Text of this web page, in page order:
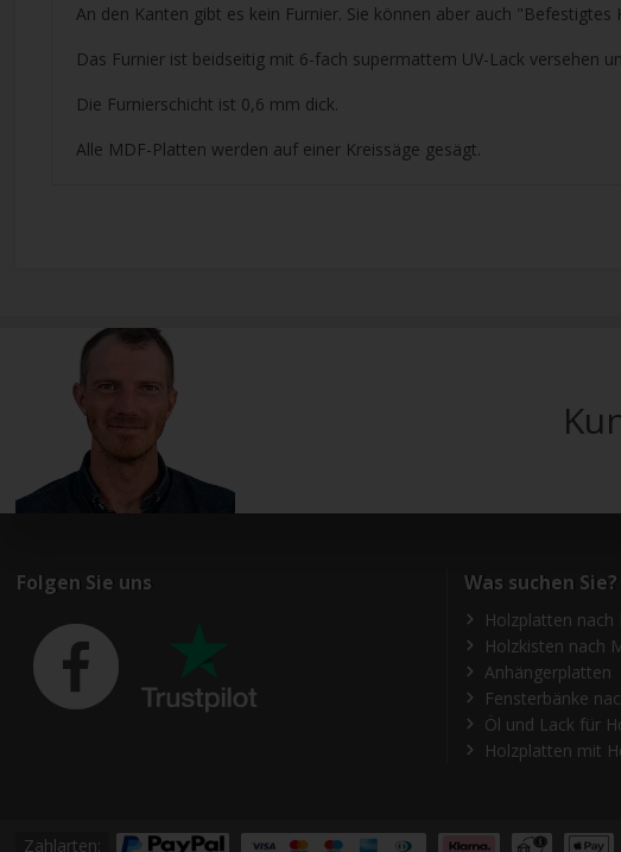
An den Kanten gibt es kein Furnier. Sie können aber auch
Das Furnier ist beidseitig mit 6-fach supermattem UV-Lack versehen
Die Furnierschicht ist 0,6 mm dick.
Alle MDF-Platten werden auf einer Kreissäge gesägt.
Folgen Sie uns Was suchen Sie?
Holzplatten nach
Holzkisten nach
Anhängerplatten
Fensterbänke
Öl und Lack für
Holzplatten mit
Zahlarten: